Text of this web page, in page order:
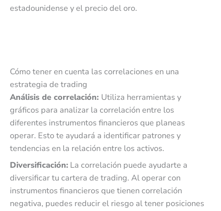
estadounidense y el precio del oro.
Cómo tener en cuenta las correlaciones en una
estrategia de trading
Análisis de correlación: Utiliza herramientas y
gráficos para analizar la correlación entre los
diferentes instrumentos financieros que planeas
operar. Esto te ayudará a identificar patrones y
tendencias en la relación entre los activos.
Diversificación: La correlación puede ayudarte a
diversificar tu cartera de trading. Al operar con
instrumentos financieros que tienen correlación
negativa, puedes reducir el riesgo al tener posiciones